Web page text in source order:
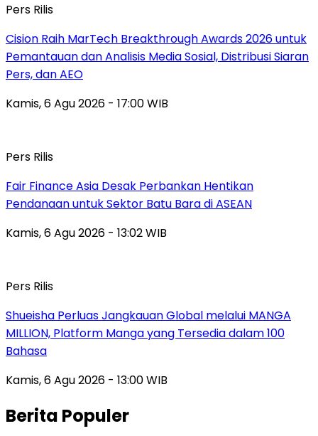
Pers Rilis
Cision Raih MarTech Breakthrough Awards 2026 untuk
Pemantauan dan Analisis Media Sosial, Distribusi Siaran
Pers, dan AEO
Kamis, 6 Agu 2026 - 17:00 WIB
Pers Rilis
Fair Finance Asia Desak Perbankan Hentikan
Pendanaan untuk Sektor Batu Bara di ASEAN
Kamis, 6 Agu 2026 - 13:02 WIB
Pers Rilis
Shueisha Perluas Jangkauan Global melalui MANGA
MILLION, Platform Manga yang Tersedia dalam 100
Bahasa
Kamis, 6 Agu 2026 - 13:00 WIB
Berita Populer